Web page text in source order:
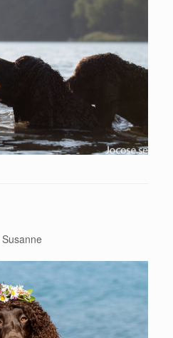
Susanne